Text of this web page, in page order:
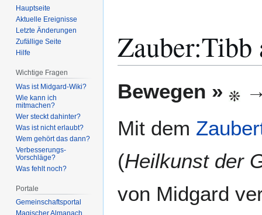
Navigation
Suche
Bewegen »
Mit dem
(Heilkunst der
von Midgard
Hauptseite
Aktuelle Ereignisse
Letzte Änderungen
Zufällige Seite
Hilfe
Wichtige Fragen
Was ist Midgard-Wiki?
Wie kann ich
mitmachen?
Wer steckt dahinter?
Was ist nicht erlaubt?
Wem gehört das dann?
Verbesserungs-
Vorschläge?
Was fehlt noch?
Portale
Gemeinschafts­portal